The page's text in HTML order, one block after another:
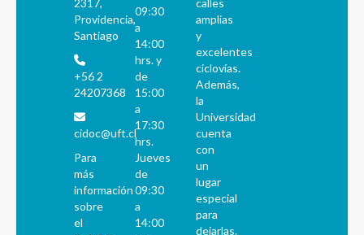
2317,
Providencia,
Santiago
+56 2
24207368
cidoc@uft.cl
Para
más
información
sobre
el
09:30
a
14:00
hrs. y
de
15:00
a
17:30
hrs.
Jueves
de
09:30
a
14:00
calles
amplias
y
excelentes
ciclovías.
Además,
la
Universidad
cuenta
con
un
lugar
especial
para
dejarlas.